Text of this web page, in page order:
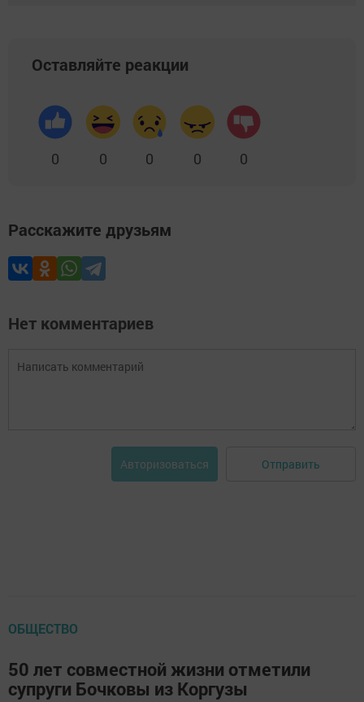
Оставляйте реакции
0 0 0 0 0
Расскажите друзьям
Нет комментариев
Авторизоваться Отправить
ОБЩЕСТВО
50 лет совместной жизни отметили
супруги Бочковы из Коргузы